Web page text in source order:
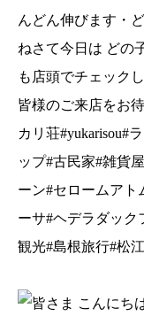
光#松江旅行
んどん伸びます・
ねさて今日は どの
も店頭でチェック
皆様のご来店をお
カリ荘#yukarisou#
ップ#古民家#雑貨
ーン#セロームアト
ーサ#ヘデラダック
観光#島根旅行#松